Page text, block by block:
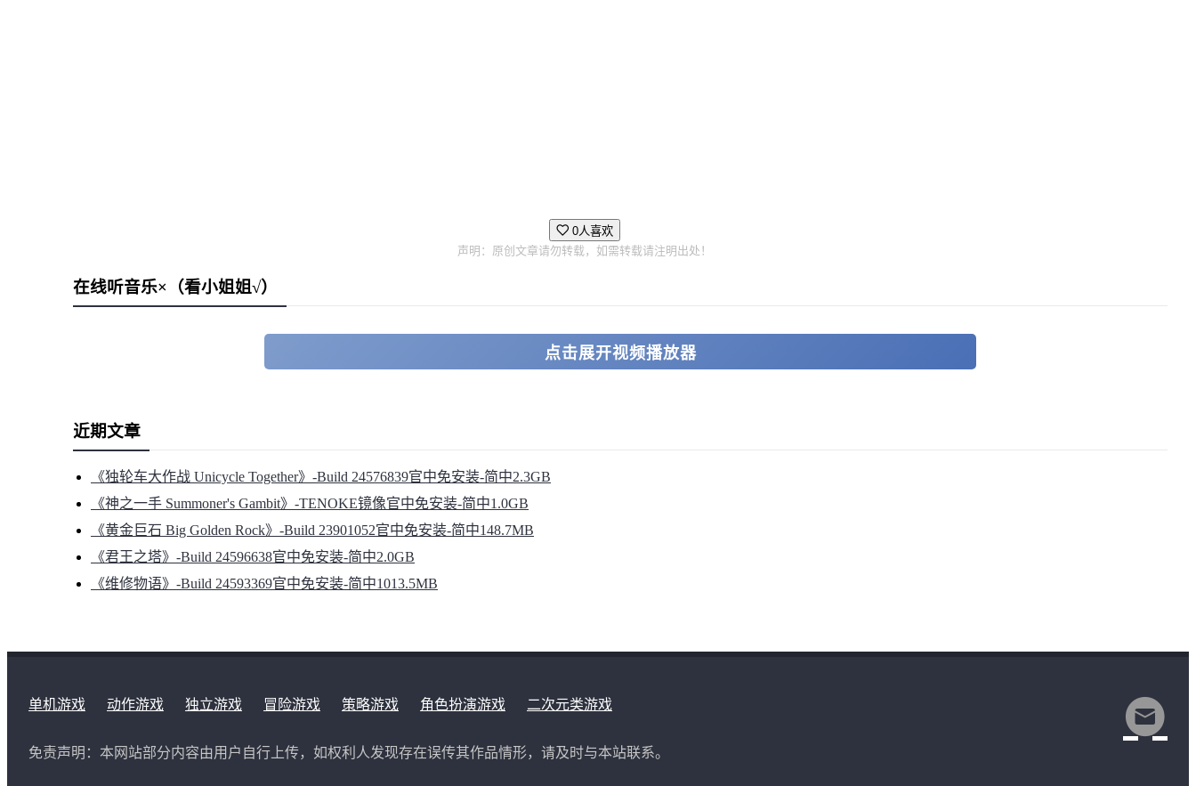
0人喜欢
声明：原创文章请勿转载，如需转载请注明出处！
在线听音乐×（看小姐姐√）
点击展开视频播放器
近期文章
《独轮车大作战 Unicycle Together》-Build 24576839官中免安装-简中2.3GB
《神之一手 Summoner's Gambit》-TENOKE镜像官中免安装-简中1.0GB
《黄金巨石 Big Golden Rock》-Build 23901052官中免安装-简中148.7MB
《君王之塔》-Build 24596638官中免安装-简中2.0GB
《维修物语》-Build 24593369官中免安装-简中1013.5MB
单机游戏 动作游戏 独立游戏 冒险游戏 策略游戏 角色扮演游戏 二次元类游戏
免责声明：本网站部分内容由用户自行上传，如权利人发现存在误传其作品情形，请及时与本站联系。